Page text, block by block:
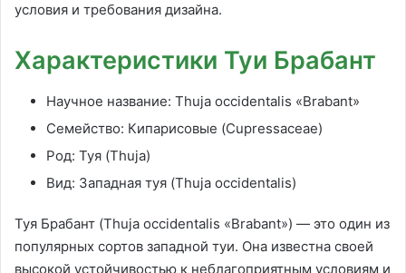
условия и требования дизайна.
Характеристики Туи Брабант
Научное название: Thuja occidentalis «Brabant»
Семейство: Кипарисовые (Cupressaceae)
Род: Туя (Thuja)
Вид: Западная туя (Thuja occidentalis)
Туя Брабант (Thuja occidentalis «Brabant») — это один из
популярных сортов западной туи. Она известна своей
высокой устойчивостью к неблагоприятным условиям и